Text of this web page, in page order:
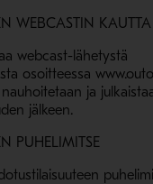
WEBCASTIN KAUTTA
webcast-lähetystä
osoitteessa
ja
jälkeen.
PUHELIMITSE